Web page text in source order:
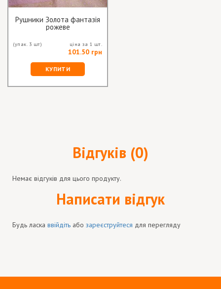
Рушники Золота фантазія
рожеве
(упак. 3 шт) ціна за 1 шт.
101.50 грн
КУПИТИ
Відгуків (0)
Немає відгуків для цього продукту.
Написати відгук
Будь ласка ввійдіть або зареєструйтеся для перегляду